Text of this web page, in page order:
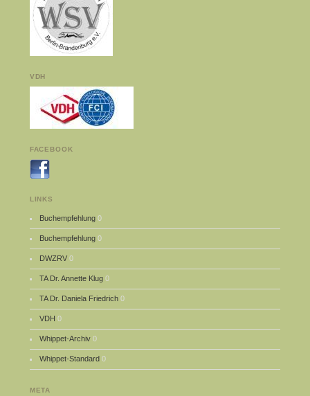
VDH
FACEBOOK
LINKS
Buchempfehlung 0
Buchempfehlung 0
DWZRV 0
TA Dr. Annette Klug 0
TA Dr. Daniela Friedrich 0
VDH 0
Whippet-Archiv 0
Whippet-Standard 0
META